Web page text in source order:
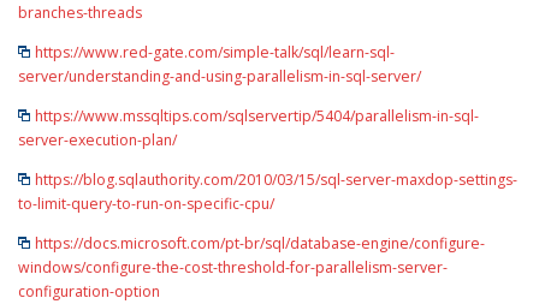
branches-threads
https://www.red-gate.com/simple-talk/sql/learn-sql-
server/understanding-and-using-parallelism-in-sql-server/
https://www.mssqltips.com/sqlservertip/5404/parallelism-in-sql-
server-execution-plan/
https://blog.sqlauthority.com/2010/03/15/sql-server-maxdop-settings-
to-limit-query-to-run-on-specific-cpu/
https://docs.microsoft.com/pt-br/sql/database-engine/configure-
windows/configure-the-cost-threshold-for-parallelism-server-
configuration-option